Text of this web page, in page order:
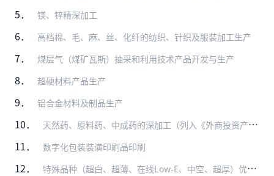
5． 镁、锌精深加工
6． 高档棉、毛、麻、丝、化纤的纺织、针织及服装加工生产
7． 煤层气（煤矿瓦斯）抽采和利用技术产品开发与生产
8． 超硬材料产品生产
9． 铝合金材料及制品生产
10． 天然药、原料药、中成药的深加工（列入《外商投资产业指导目录》限制类、禁止类的除外）
11． 数字化包装装潢印刷品印刷
12． 特殊品种（超白、超薄、在线Low-E、中空、超厚）优质浮法玻璃技术开发及深加工